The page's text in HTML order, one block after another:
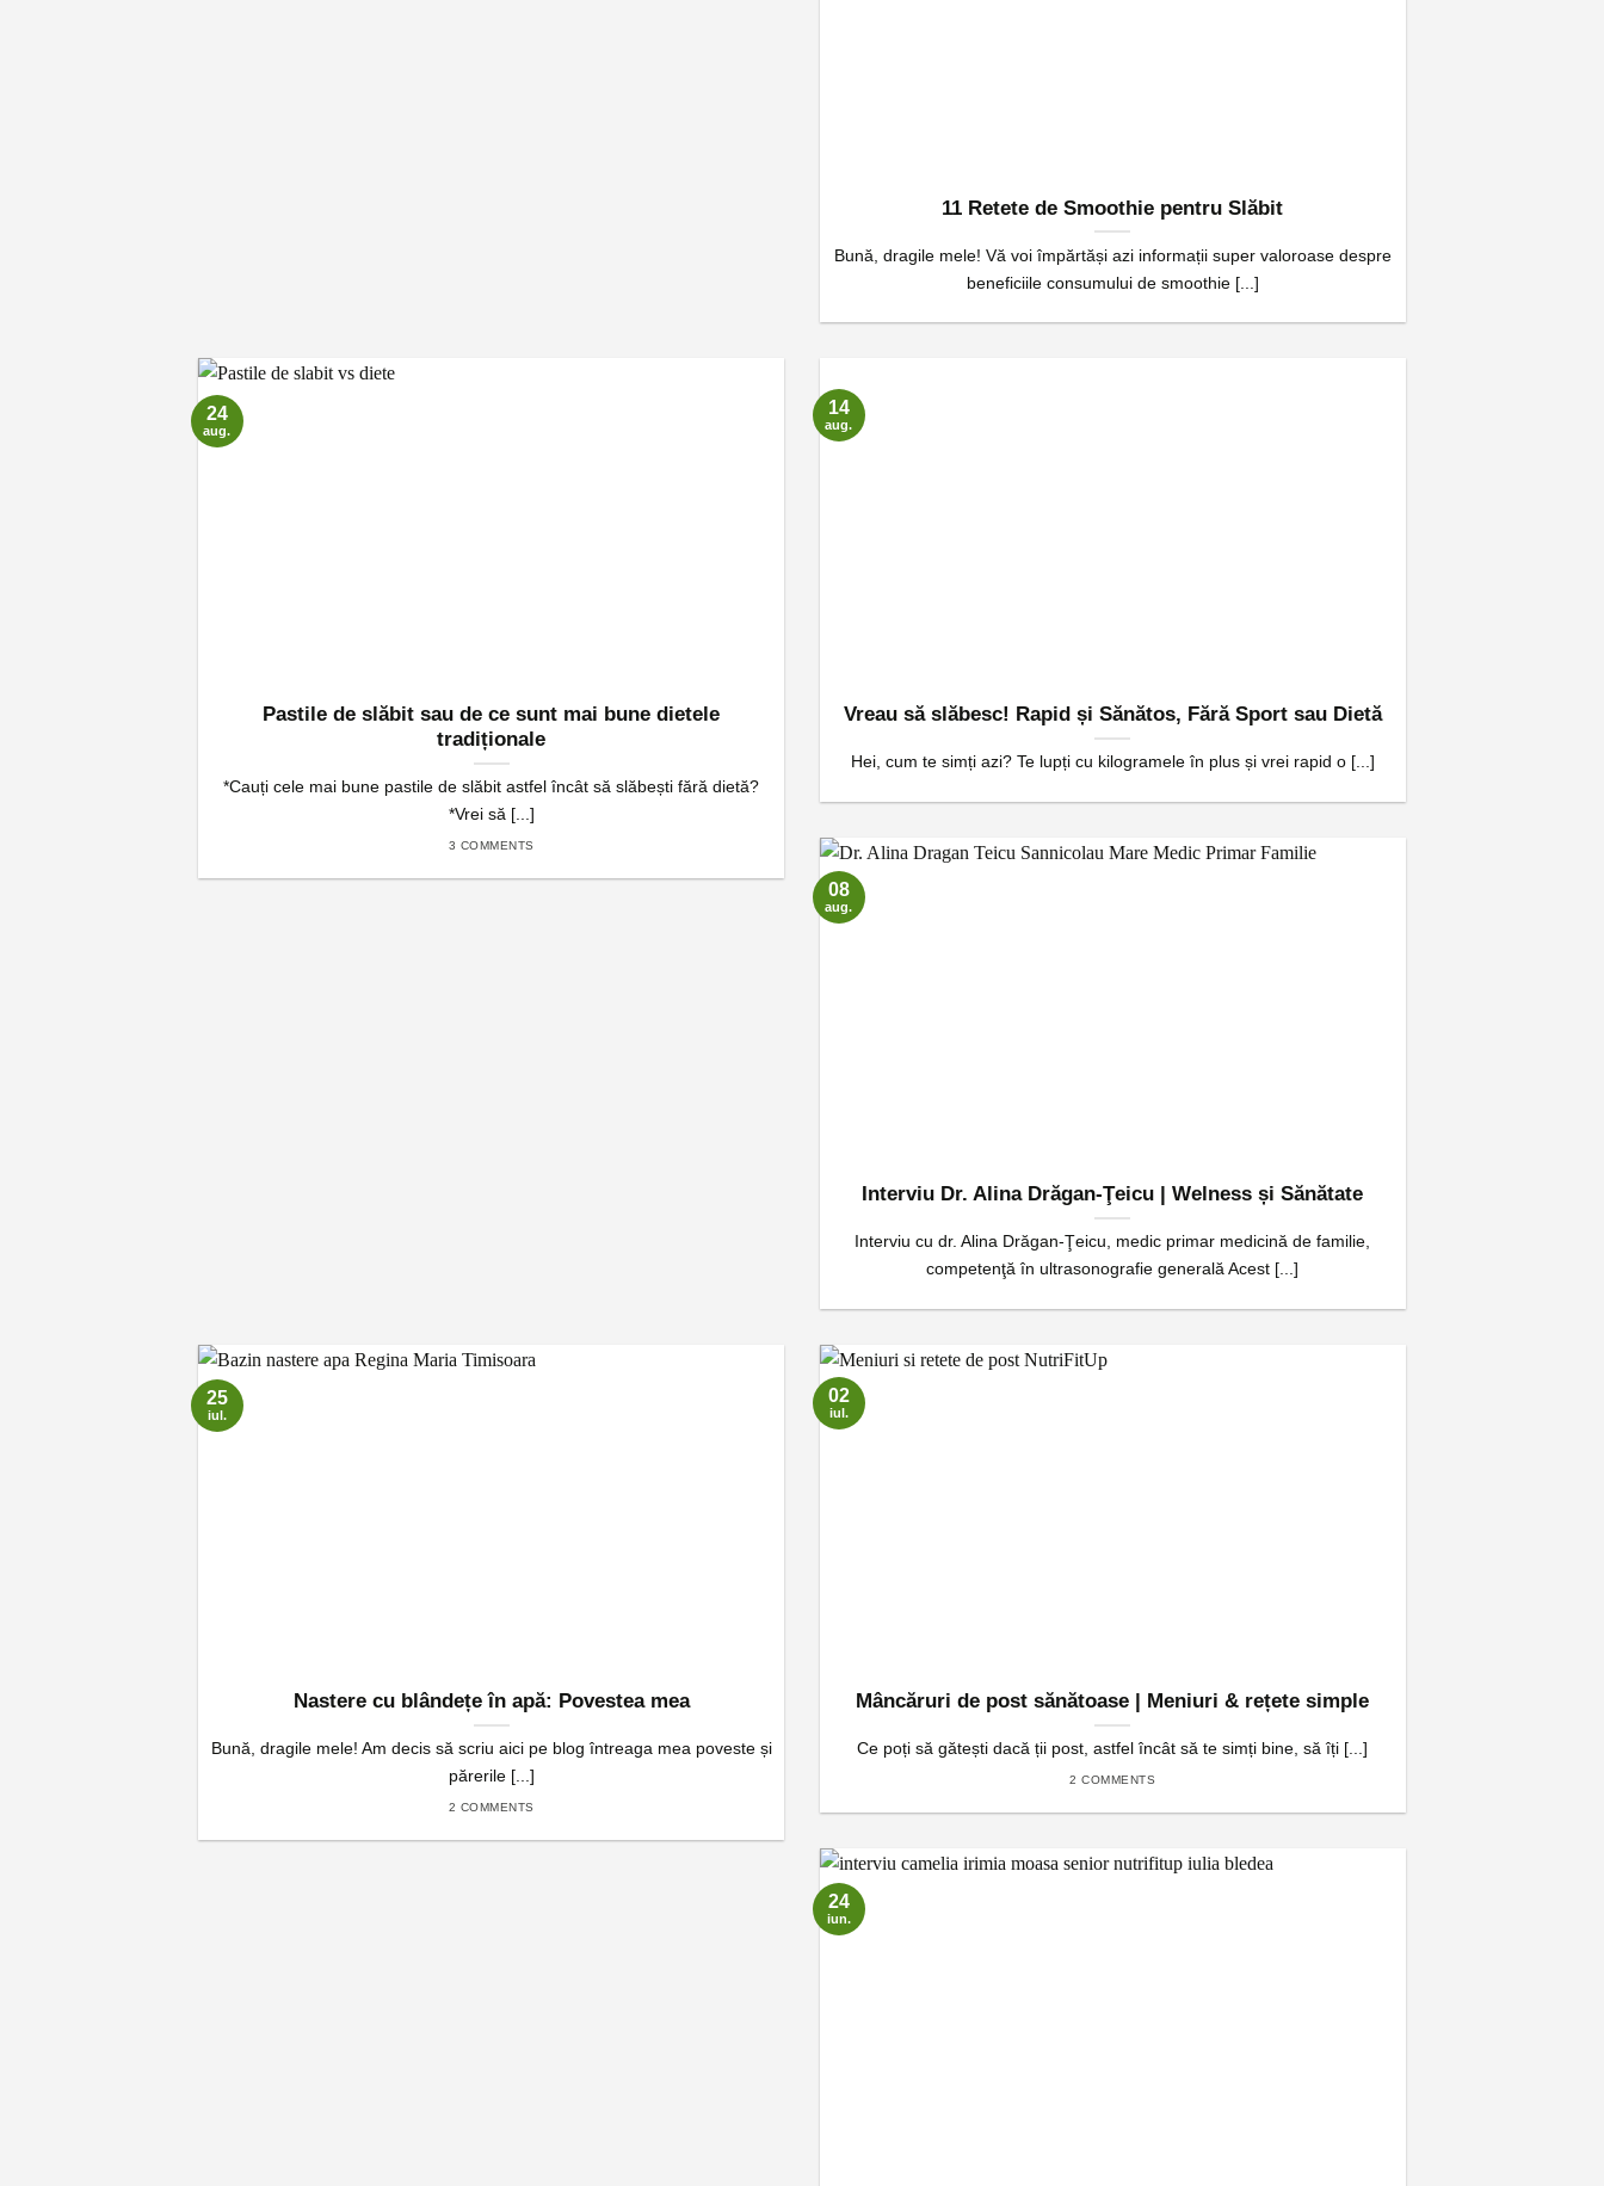
11 Retete de Smoothie pentru Slăbit
Bună, dragile mele! Vă voi împărtăși azi informații super valoroase despre
beneficiile consumului de smoothie [...]
Pastile de slăbit sau de ce sunt mai bune dietele
tradiționale
*Cauți cele mai bune pastile de slăbit astfel încât să slăbești fără dietă?
*Vrei să [...]
3 COMMENTS
24
aug.
Vreau să slăbesc! Rapid și Sănătos, Fără Sport sau Dietă
Hei, cum te simți azi? Te lupți cu kilogramele în plus și vrei rapid o [...]
14
aug.
Interviu Dr. Alina Drăgan-Ţeicu | Welness și Sănătate
Interviu cu dr. Alina Drăgan-Ţeicu, medic primar medicină de familie,
competenţă în ultrasonografie generală Acest [...]
08
aug.
Nastere cu blândețe în apă: Povestea mea
Bună, dragile mele! Am decis să scriu aici pe blog întreaga mea poveste și
părerile [...]
2 COMMENTS
25
iul.
Mâncăruri de post sănătoase | Meniuri & rețete simple
Ce poți să gătești dacă ții post, astfel încât să te simți bine, să îți [...]
2 COMMENTS
02
iul.
24
iun.